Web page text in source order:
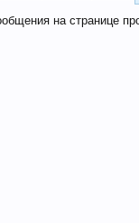
на странице